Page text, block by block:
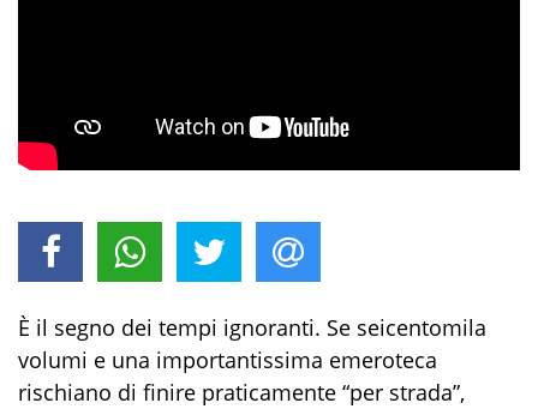
È il segno dei tempi ignoranti. Se seicentomila
volumi e una importantissima emeroteca
rischiano di finire praticamente “per strada”,